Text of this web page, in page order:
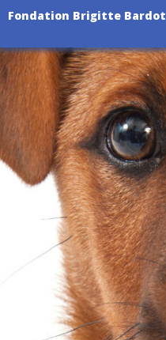
Fondation Brigitte Bardot